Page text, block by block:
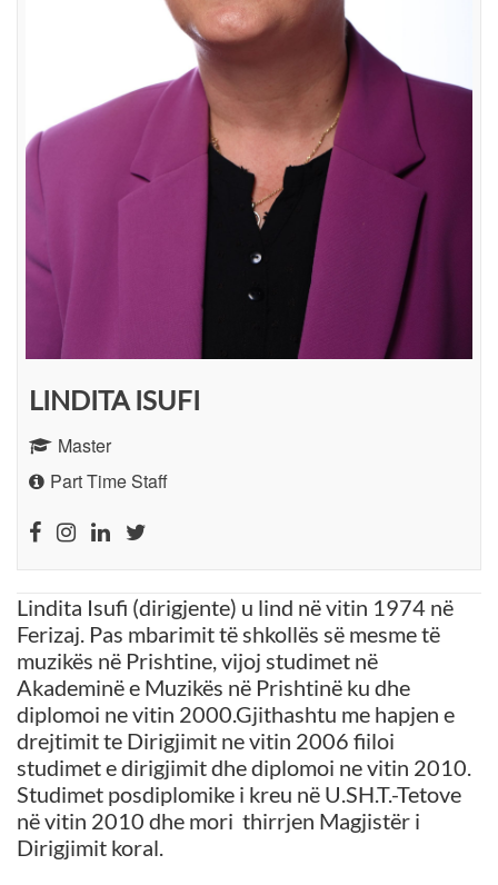
LINDITA ISUFI
Master
Part Time Staff
Lindita Isufi (dirigjente) u lind në vitin 1974 në
Ferizaj. Pas mbarimit të shkollës së mesme të
muzikës në Prishtine, vijoj studimet në
Akademinë e Muzikës në Prishtinë ku dhe
diplomoi ne vitin 2000.Gjithashtu me hapjen e
drejtimit te Dirigjimit ne vitin 2006 fiiloi
studimet e dirigjimit dhe diplomoi ne vitin 2010.
Studimet posdiplomike i kreu në U.SH.T.-Tetove
në vitin 2010 dhe mori thirrjen Magjistër i
Dirigjimit koral.